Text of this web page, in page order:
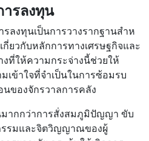
รลงทุน
ลงทุนเป็นการวางรากฐานสําห
ยวกับหลักการทางเศรษฐกิจและ
ที่ให้ความกระจ่างนี้ช่วยให้
ข้าใจที่จําเป็นในการซ้อมรบ
ของจักรวาลการคลัง
ากกว่าการสั่งสมภูมิปัญญา ขับ
รรมและจิตวิญญาณของผู้